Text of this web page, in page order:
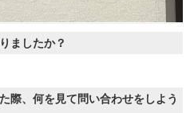
ましたか？
際、何を見て問い合わせをしよう